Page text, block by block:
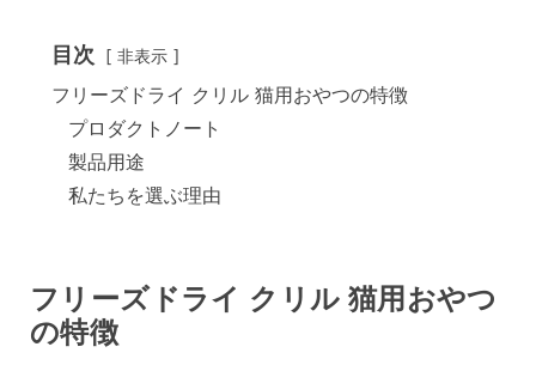
目次 非表示
フリーズドライ クリル 猫用おやつの特徴
プロダクトノート
製品用途
私たちを選ぶ理由
フリーズドライ クリル 猫用おやつ
の特徴